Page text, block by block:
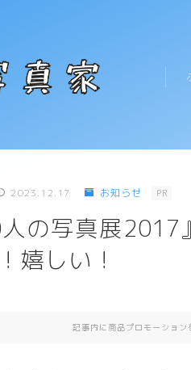
新着記事一覧
2023.12.17 お知らせ PR
の写真展2017
嬉しい！
記事内に商品プロモーション